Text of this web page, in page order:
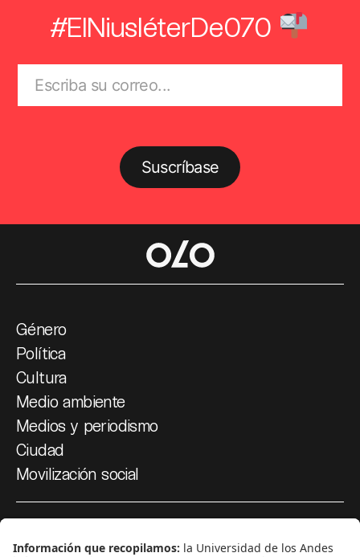
#ElNiusléterDe070
Suscríbase
Género
Política
Cultura
Medio ambiente
Medios y periodismo
Ciudad
Movilización social
¿Quiénes somos?